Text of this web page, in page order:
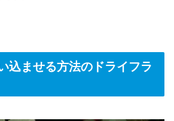
込ませる方法のドライフラ